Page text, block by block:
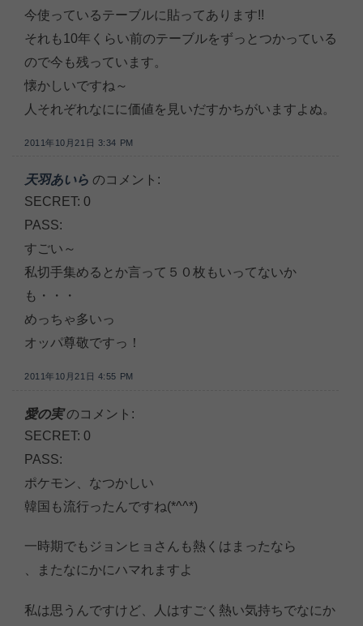
今使っているテーブルに貼ってあります!!
それも10年くらい前のテーブルをずっとつかっている
ので今も残っています。
懐かしいですね～
人それぞれなにに価値を見いだすかちがいますよぬ。
2011年10月21日 3:34 PM
天羽あいら のコメント:
SECRET: 0
PASS:
すごい～
私切手集めるとか言って５０枚もいってないか
も・・・
めっちゃ多いっ
オッパ尊敬ですっ！
2011年10月21日 4:55 PM
愛の実 のコメント:
SECRET: 0
PASS:
ポケモン、なつかしい
韓国も流行ったんですね(*^^*)
一時期でもジョンヒョさんも熱くはまったなら
、またなにかにハマれますよ
私は思うんですけど、人はすごく熱い気持ちでなにか